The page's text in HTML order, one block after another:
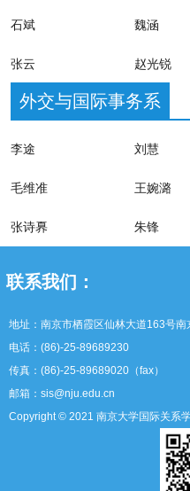
石斌 魏涵
张云 赵光锐
外交与国际事务系
李途 刘慧
毛维准 王婉潞
张诗奡 朱锋
联系我们：
地址：南京市栖霞区仙林大道163号南
电话：(86)-25-89689230
传真：(86)-25-89689020（fax）
邮箱：sis@nju.edu.cn
Copyright © 2021 南京大学国际关系